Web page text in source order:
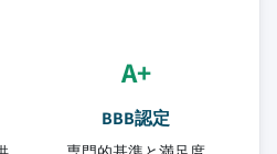
A+
BBB認定